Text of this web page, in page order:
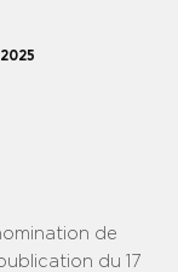
de
du 17